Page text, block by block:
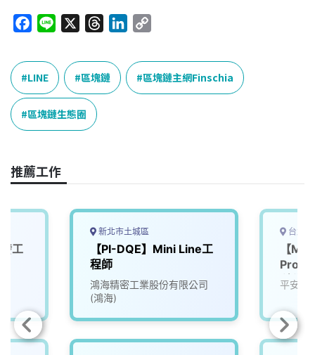
c
e
b
o
o
e
r
e
a
n
k
e
p
y
L
LINE 區塊鏈 區塊鏈主網Finschia
區塊鏈生態圈
推薦工作
工
新北市土城區
【PI-DQE】Mini Line工
程師
鴻海精密工業股份有限公司
(鴻海)
台北
【
科學
平安房